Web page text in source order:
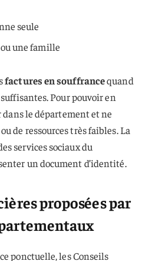
seule
une famille
factures en souffrancequand
suffisantes. Pour pouvoir en
le département et ne
de ressources très faibles. La
services sociaux du
un document d’identité.
proposées par
ponctuelle, les Conseils